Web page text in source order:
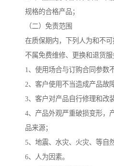
规格的合格产品；
（二）免责范围
在质保期内，下列人为和不
不属免费维修、更换和退货服
1、使用场合与订购合同参数
2、客户使用不当造成产品故障
3、客户对产品自行修理和改装
4、产品外观严重破损变形，
品来源；
5、地震、水灾、火灾、等自
6、人为因素。